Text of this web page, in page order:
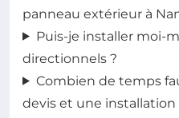
panneau extérieur à
Puis-je installer moi-
directionnels ?
Combien de temps
devis et une installation